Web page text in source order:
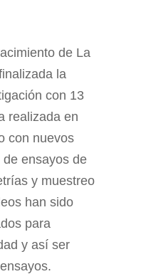
de La
la
con 13
realizada en
con nuevos
ensayos de
y muestreo
han sido
para
y así ser